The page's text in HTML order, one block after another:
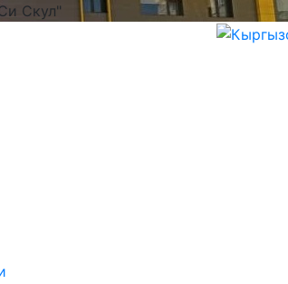
Скул"